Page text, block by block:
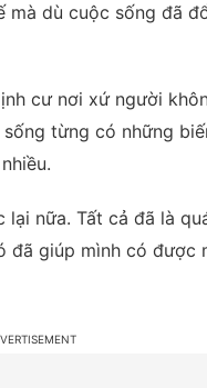
dù cuộc sống đã
cư nơi xứ người
từng có những
lại nữa. Tất cả đã là
đã giúp mình có được